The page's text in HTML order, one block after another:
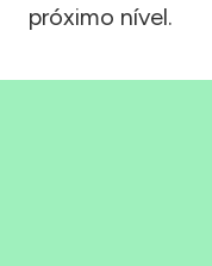
próximo nível.